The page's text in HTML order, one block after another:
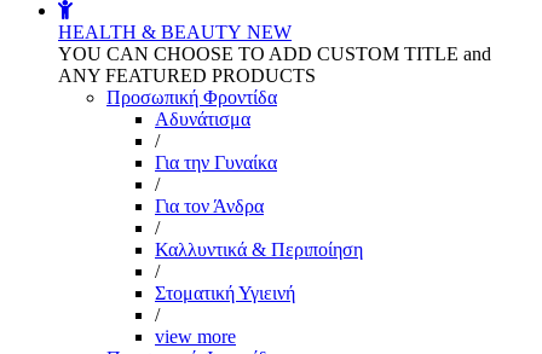
HEALTH & BEAUTY NEW
YOU CAN CHOOSE TO ADD CUSTOM TITLE and
ANY FEATURED PRODUCTS
Προσωπική Φροντίδα
Αδυνάτισμα
/
Για την Γυναίκα
/
Για τον Άνδρα
/
Καλλυντικά & Περιποίηση
/
Στοματική Υγιεινή
/
view more